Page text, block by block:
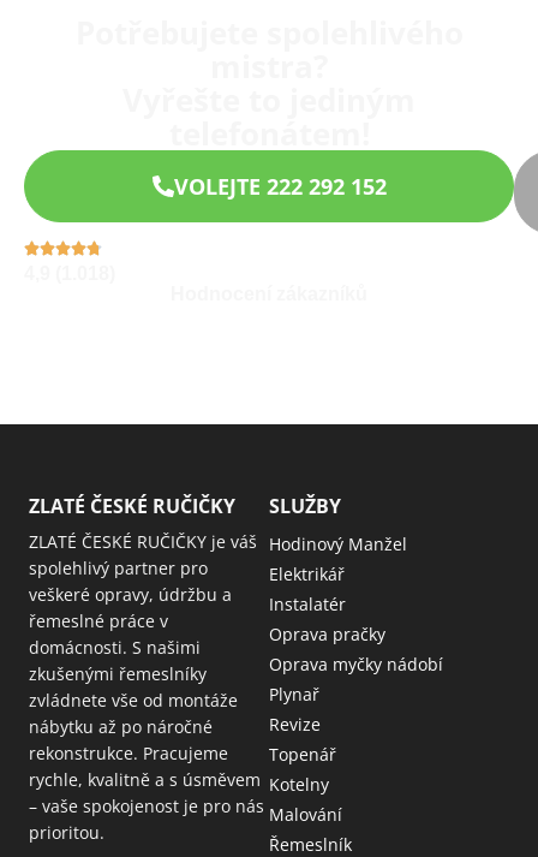
VOLEJTE 222 292 152
ZLATÉ ČESKÉ RUČIČKY
ZLATÉ ČESKÉ RUČIČKY je váš
spolehlivý partner pro
veškeré opravy, údržbu a
řemeslné práce v
domácnosti. S našimi
zkušenými řemeslníky
zvládnete vše od montáže
nábytku až po náročné
rekonstrukce. Pracujeme
rychle, kvalitně a s úsměvem
– vaše spokojenost je pro nás
prioritou.
SLUŽBY
Hodinový Manžel
Elektrikář
Instalatér
Oprava pračky
Oprava myčky nádobí
Plynař
Revize
Topenář
Kotelny
Malování
Řemeslník